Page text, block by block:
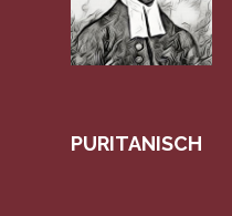
PURITANISCH